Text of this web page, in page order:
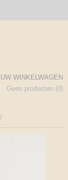
UW WINKELWAGEN
Geen producten (0)